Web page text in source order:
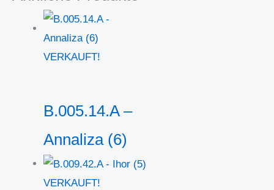
VERKAUFT!
B.005.14.A –
Annaliza (6)
VERKAUFT!